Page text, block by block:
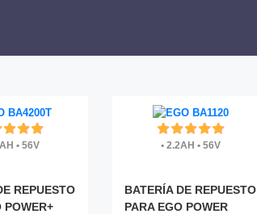
• 56V
REPUESTO
POWER+
• 2.2AH • 56V
BATERÍA DE REPUESTO
PARA EGO POWER